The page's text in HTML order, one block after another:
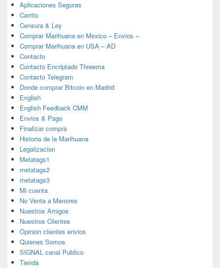
Aplicaciones Seguras
Carrito
Censura & Ley
Comprar Marihuana en Mexico – Envios –
Comprar Marihuana en USA – AD
Contacto
Contacto Encriptado Threema
Contacto Telegram
Donde comprar Bitcoin en Madrid
English
English Feedback CMM
Envios & Pago
Finalizar compra
Historia de la Marihuana
Legalizacion
Metatags1
metatags2
metatags3
Mi cuenta
No Venta a Menores
Nuestros Amigos
Nuestros Clientes
Opinion clientes envios
Quienes Somos
SIGNAL canal Publico
Tienda